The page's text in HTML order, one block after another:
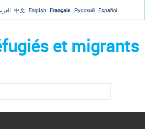
Jump to navigation
中文 English Français Русский Español
et migrants